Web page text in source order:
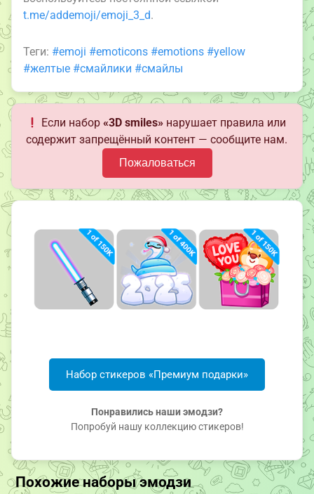
t.me/addemoji/emoji_3_d.
Теги: #emoji #emoticons #emotions #yellow
#желтые #смайлики #смайлы
Если набор«3D smiles» нарушает правила или
содержит запрещённый контент — сообщите нам.
Пожаловаться
Набор стикеров «Премиум подарки»
Понравились наши эмодзи?
Попробуй нашу коллекцию стикеров!
Похожие наборы эмодзи